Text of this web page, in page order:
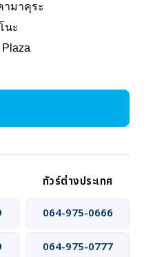
ามาคุระ
นะ
ทัวร์ต่างประเทศ
064-975-0666
064-975-0777